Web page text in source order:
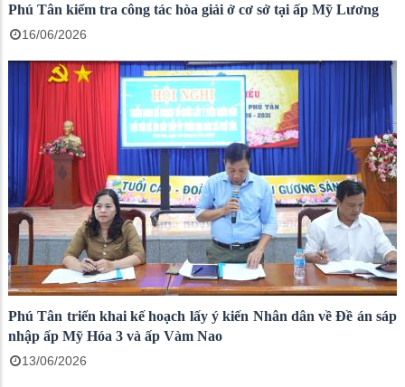
Phú Tân kiểm tra công tác hòa giải ở cơ sở tại ấp Mỹ Lương
16/06/2026
Phú Tân triển khai kế hoạch lấy ý kiến Nhân dân về Đề án sáp
nhập ấp Mỹ Hóa 3 và ấp Vàm Nao
13/06/2026